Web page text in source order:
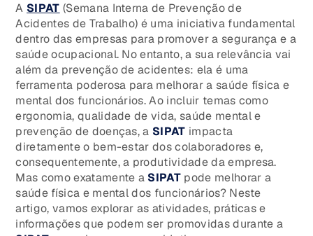
A SIPAT (Semana Interna de Prevenção de
Acidentes de Trabalho) é uma iniciativa fundamental
dentro das empresas para promover a segurança e a
saúde ocupacional. No entanto, a sua relevância vai
além da prevenção de acidentes: ela é uma
ferramenta poderosa para melhorar a saúde física e
mental dos funcionários. Ao incluir temas como
ergonomia, qualidade de vida, saúde mental e
prevenção de doenças, a SIPAT impacta
diretamente o bem-estar dos colaboradores e,
consequentemente, a produtividade da empresa.
Mas como exatamente a SIPAT pode melhorar a
saúde física e mental dos funcionários? Neste
artigo, vamos explorar as atividades, práticas e
informações que podem ser promovidas durante a